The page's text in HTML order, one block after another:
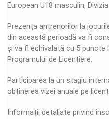
European U18 masculin,
Prezența antrenorilor la
din această perioadă va fi
și va fi echivalată cu 5
Programului de Licențiere.
Participarea la un stagiu
obținerea vizei anuale pe
Informații detaliate privind